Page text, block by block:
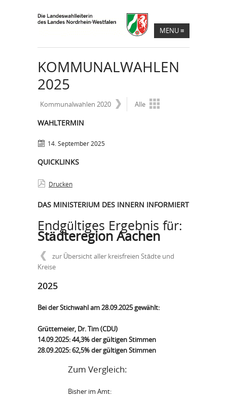
MENU≡
KOMMUNALWAHLEN
2025
Kommunalwahlen 2020 Alle
WAHLTERMIN
14. September 2025
QUICKLINKS
Drucken
DAS MINISTERIUM DES INNERN INFORMIERT
Endgültiges Ergebnis für:
Städteregion Aachen
zur Übersicht aller kreisfreien Städte und
Kreise
2025
Bei der Stichwahl am 28.09.2025 gewählt:
Grüttemeier, Dr. Tim (CDU)
14.09.2025: 44,3% der gültigen Stimmen
28.09.2025: 62,5% der gültigen Stimmen
Zum Vergleich:
Bisher im Amt: